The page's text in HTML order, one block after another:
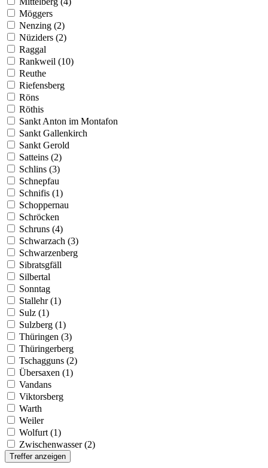
Möggers
Nenzing (2)
Nüziders (2)
Raggal
Rankweil (10)
Reuthe
Riefensberg
Röns
Röthis
Sankt Anton im Montafon
Sankt Gallenkirch
Sankt Gerold
Satteins (2)
Schlins (3)
Schnepfau
Schnifis (1)
Schoppernau
Schröcken
Schruns (4)
Schwarzach (3)
Schwarzenberg
Sibratsgfäll
Silbertal
Sonntag
Stallehr (1)
Sulz (1)
Sulzberg (1)
Thüringen (3)
Thüringerberg
Tschagguns (2)
Übersaxen (1)
Vandans
Viktorsberg
Warth
Weiler
Wolfurt (1)
Zwischenwasser (2)
Treffer anzeigen